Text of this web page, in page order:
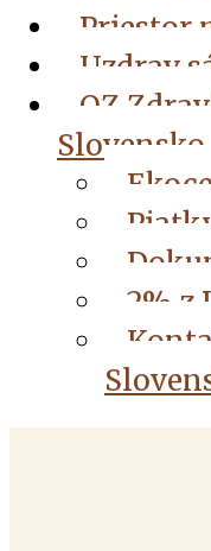
Priestor
Uzdrav
OZ
Slovensko
2% z